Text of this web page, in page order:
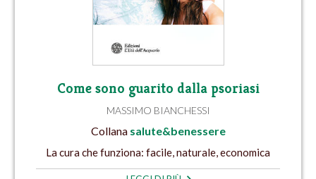
Come sono guarito dalla psoriasi
MASSIMO BIANCHESSI
Collana salute&benessere
La cura che funziona: facile, naturale, economica